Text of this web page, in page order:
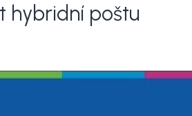
hybridní poštu